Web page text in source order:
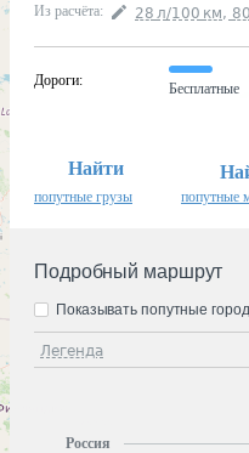
Из расчёта: 28 л/100 км, 80
Дороги:
Бесплатные
Найти
попутные грузы попутные
Подробный маршрут
Легенда
Показывать попутные
Россия